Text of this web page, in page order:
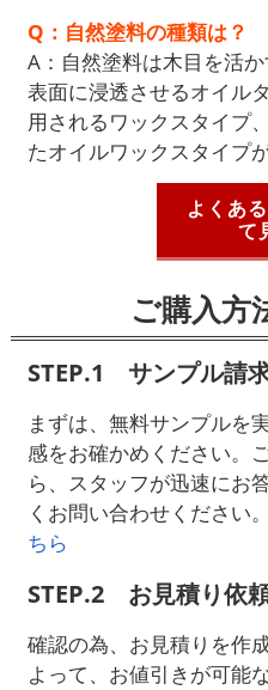
Q：自然塗料の種類は？
A：自然塗料は木目を活
表面に浸透させるオイル
用されるワックスタイプ
たオイルワックスタイプ
よくあ
て
ご購入方
STEP.1 サンプル請
まずは、無料サンプルを
感をお確かめください。
ら、スタッフが迅速にお
くお問い合わせください
ちら
STEP.2 お見積り依
確認の為、お見積りを作
よって、お値引きが可能